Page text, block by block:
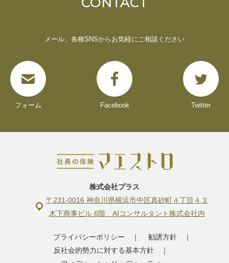
メール、各種SNSからお気軽にご相談ください
フォーム Facebook Twitter
株式会社プラス
〒231-0016 神奈川県横浜市中区真砂町４丁目４３
木下商事ビル 6階 AIコンサルタント株式会社内
プライバシーポリシー ｜ 勧誘方針 ｜
反社会的勢力に対する基本方針 ｜